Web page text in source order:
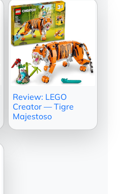
Review: LEGO
Creator — Tigre
Majestoso